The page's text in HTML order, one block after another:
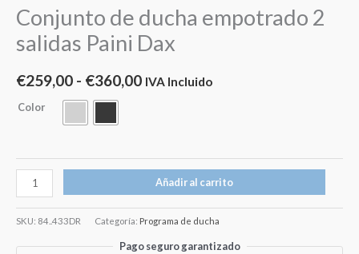
Conjunto de ducha empotrado 2
salidas Paini Dax
€259,00 - €360,00 IVA Incluido
Color
Añadir al carrito
SKU: 84..433DR Categoría: Programa de ducha
Pago seguro garantizado